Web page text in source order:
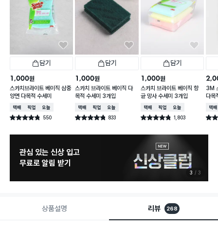
담기
1,000원
스카치브라이트 베이직 삼중
양면 다목적 수세미
택배배송매장픽업오늘배송
별점 4.8점 550
건 작성
담기
1,000원
스카치 브라이트 베이직 다
목적 수세미 3개입
택배배송매장픽업오늘배송
별점 4.8점 833
건 작성
담기
1,000원
스카치 브라이트 베이직 항
균 망사 수세미 3개입
택배배송매장픽업오늘배송
별점 4.8점 1,803
건 작성
3M
다목
택배
별점
관심 있는 신상 입고
무료로 알림 받기
3 3
상품설명 리뷰 268